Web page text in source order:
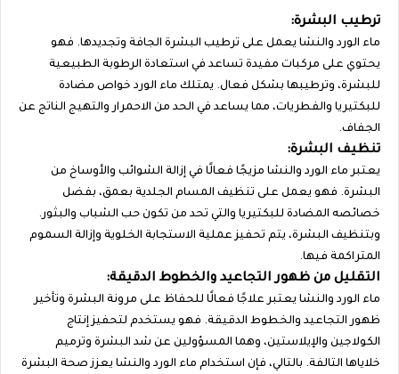
ترطيب البشرة:
ماء الورد والنشا يعمل على ترطيب البشرة الجافة وتجديدها. فهو
يحتوي على مركبات مفيدة تساعد في استعادة الرطوبة الطبيعية
للبشرة، وترطيبها بشكل فعال. يمتلك ماء الورد خواص مضادة
للبكتيريا والفطريات، مما يساعد في الحد من الاحمرار والتهيج الناتج عن
الجفاف.
تنظيف البشرة:
يعتبر ماء الورد والنشا مزيجًا فعالًا في إزالة الشوائب والأوساخ من
البشرة. فهو يعمل على تنظيف المسام الجلدية بعمق، بفضل
خصائصه المضادة للبكتيريا والتي تحد من تكون حب الشباب والبثور.
وبتنظيف البشرة، يتم تحفيز عملية الاستجابة الخلوية وإزالة السموم
المتراكمة فيها.
التقليل من ظهور التجاعيد والخطوط الدقيقة:
ماء الورد والنشا يعتبر علاجًا فعالًا للحفاظ على مرونة البشرة وتأخير
ظهور التجاعيد والخطوط الدقيقة. فهو يستخدم لتحفيز إنتاج
الكولاجين والإيلاستين، وهما المسؤولين عن شد البشرة وترميم
خلاياها التالفة. بالتالي، فإن استخدام ماء الورد والنشا يعزز صحة البشرة